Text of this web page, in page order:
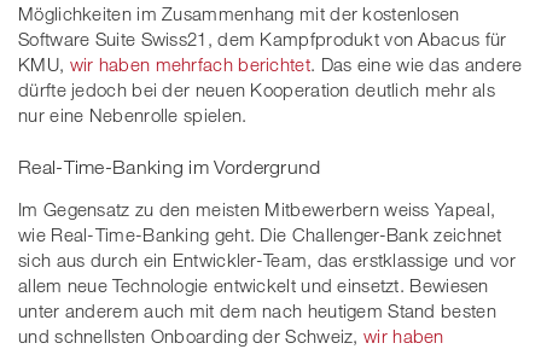
Möglichkeiten im Zusammenhang mit der kostenlosen
Software Suite Swiss21, dem Kampfprodukt von Abacus für
KMU, wir haben mehrfach berichtet. Das eine wie das andere
dürfte jedoch bei der neuen Kooperation deutlich mehr als
nur eine Nebenrolle spielen.
Real-Time-Banking im Vordergrund
Im Gegensatz zu den meisten Mitbewerbern weiss Yapeal,
wie Real-Time-Banking geht. Die Challenger-Bank zeichnet
sich aus durch ein Entwickler-Team, das erstklassige und vor
allem neue Technologie entwickelt und einsetzt. Bewiesen
unter anderem auch mit dem nach heutigem Stand besten
und schnellsten Onboarding der Schweiz, wir haben